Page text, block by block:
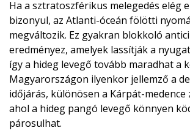
Ha a sztratoszférikus melegedés elég
bizonyul, az Atlanti-óceán fölötti
megváltozik. Ez gyakran blokkoló
eredményez, amelyek lassítják a
így a hideg levegő tovább maradhat a
Magyarországon ilyenkor jellemző a
időjárás, különösen a Kárpát-
ahol a hideg pangó levegő könnyen
párosulhat.